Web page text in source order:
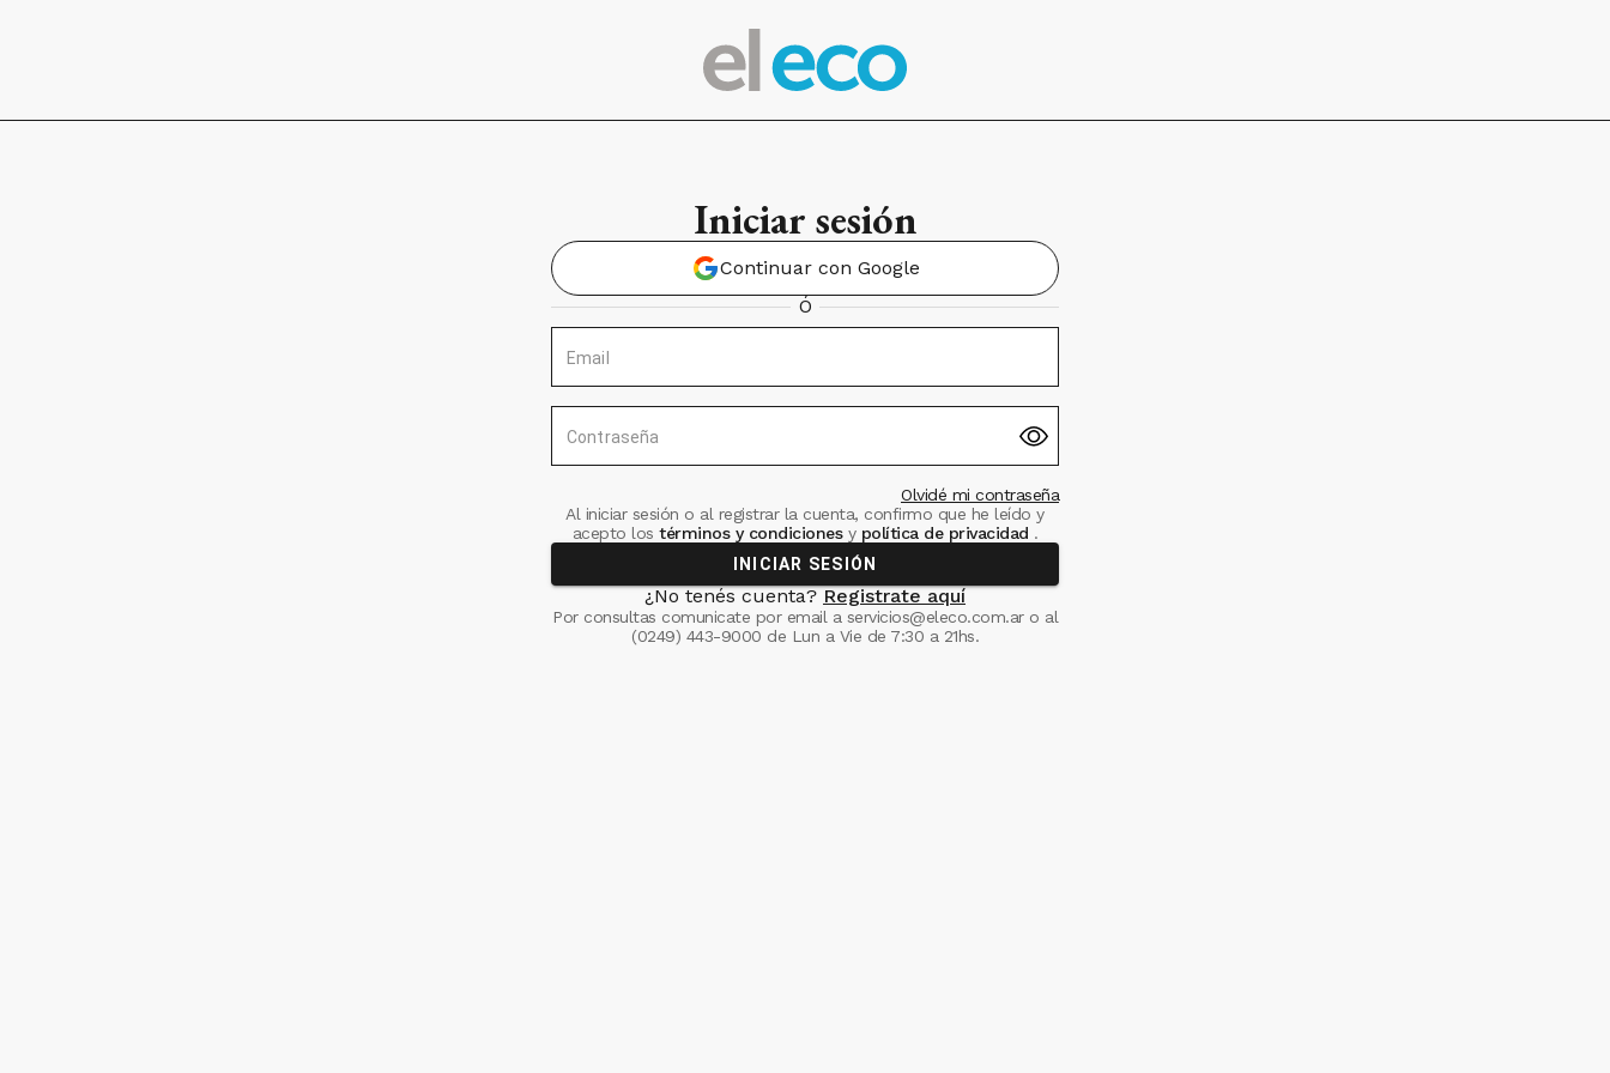
Iniciar sesión
Continuar con Google
Ó
Email
Contraseña
Olvidé mi contraseña
Al iniciar sesión o al registrar la cuenta, confirmo que he leído y
acepto los términos y condiciones ypolítica de privacidad .
INICIAR SESIÓN
¿No tenés cuenta? Registrate aquí
Por consultas comunicate por email a servicios@eleco.com.aro al
(0249) 443-9000 de Lun a Vie de 7:30 a 21hs.